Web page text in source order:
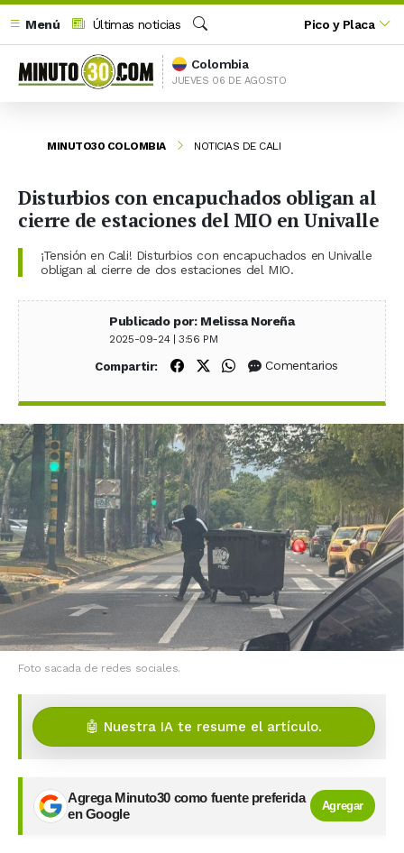
Menú
Últimas noticias
Buscar
Pico y Placa
Colombia
JUEVES 06 DE AGOSTO
MINUTO30 COLOMBIA NOTICIAS DE CALI
Disturbios con encapuchados obligan al
cierre de estaciones del MIO en Univalle
¡Tensión en Cali! Disturbios con encapuchados en Univalle
obligan al cierre de dos estaciones del MIO.
Publicado por: Melissa Noreña
2025-09-24 | 3:56 PM
Compartir: Compartir en Facebook
Compartir en X (Twitter)
Compartir en WhatsApp
Comentarios
Foto sacada de redes sociales.
🤖 Nuestra IA te resume el artículo.
Agrega Minuto30 como fuente preferida
en Google
Agregar